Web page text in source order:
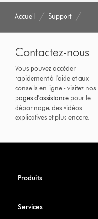
Accueil Support
Contactez-nous
Vous pouvez accéder
rapidement à l'aide et aux
conseils en ligne - visitez nos
pages d'assistance pour le
dépannage, des vidéos
explicatives et plus encore.
Produits
Services